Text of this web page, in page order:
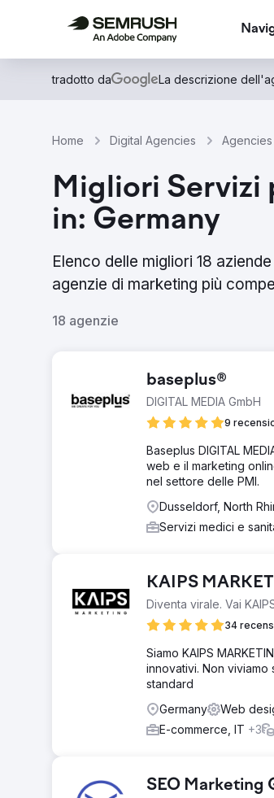
tradotto da La descrizione
Home Digital Agencies Agencies
Migliori Servizi
in: Germany
Elenco delle migliori 18
agenzie di marketing più
18 agenzie
baseplus®
DIGITAL MEDIA GmbH
9
Baseplus DIGITAL
web e il marketing
nel settore delle PMI.
Dusseldorf, North
Servizi medici e
KAIPS
Diventa virale. Vai
34
Siamo KAIPS
innovativi. Non
standard
Germany
Web
E-commerce, IT +3
SEO Marketing